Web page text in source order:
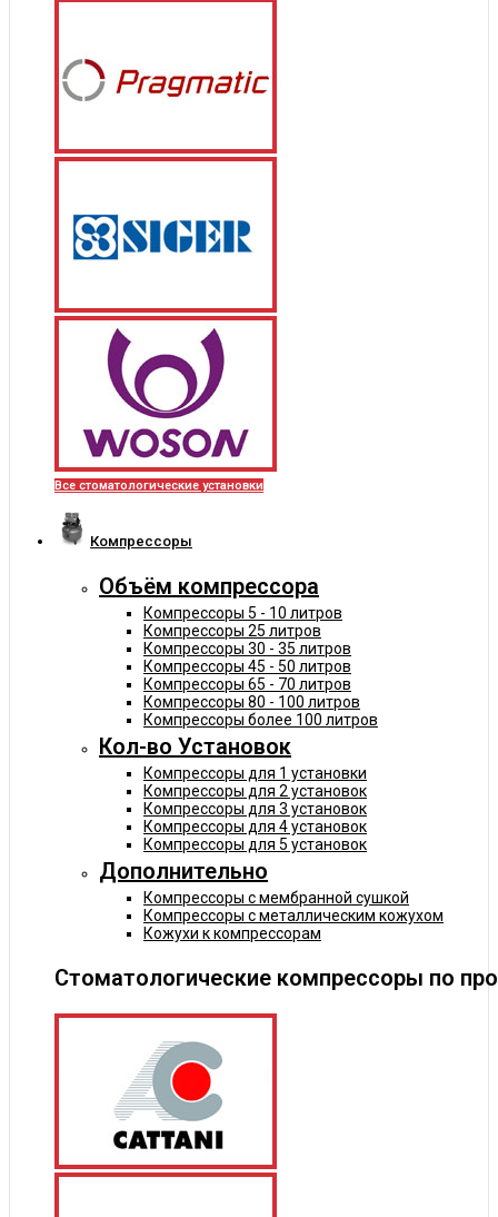
Все стоматологические установки
Компрессоры
Объём компрессора
Компрессоры 5 - 10 литров
Компрессоры 25 литров
Компрессоры 30 - 35 литров
Компрессоры 45 - 50 литров
Компрессоры 65 - 70 литров
Компрессоры 80 - 100 литров
Компрессоры более 100 литров
Кол-во Установок
Компрессоры для 1 установки
Компрессоры для 2 установок
Компрессоры для 3 установок
Компрессоры для 4 установок
Компрессоры для 5 установок
Дополнительно
Компрессоры с мембранной сушкой
Компрессоры с металлическим кожухом
Кожухи к компрессорам
Стоматологические компрессоры по